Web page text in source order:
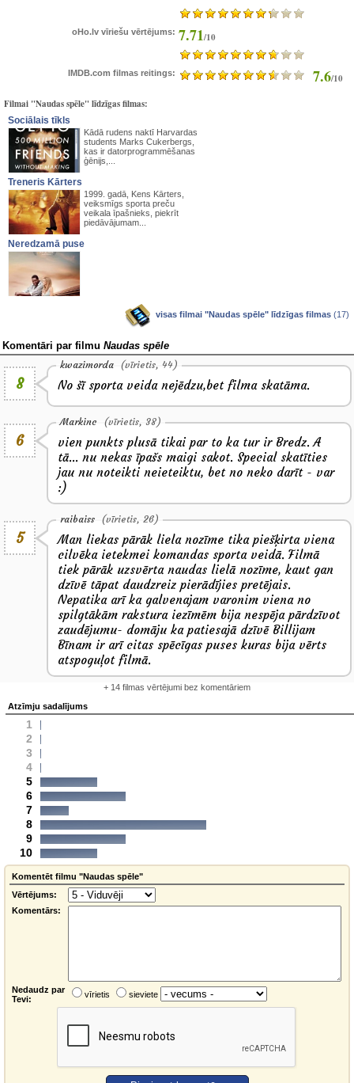
oHo.lv vīriešu vērtējums: 7.71/10
IMDB.com filmas reitings: 7.6/10
Filmai "Naudas spēle" līdzīgas filmas:
Sociālais tīkls
Kādā rudens naktī Harvardas
students Marks Cukerbergs,
kas ir datorprogrammēšanas
ģēnijs,...
Treneris Kārters
1999. gadā, Kens Kārters,
veiksmīgs sporta preču
veikala īpašnieks, piekrīt
piedāvājumam...
Neredzamā puse
visas filmai "Naudas spēle" līdzīgas filmas (17)
Komentāri par filmu Naudas spēle
8
kwazimorda (vīrietis, 44)
No šī sporta veida nejēdzu,bet filma skatāma.
6
Markinc (vīrietis, 38)
vien punkts plusā tikai par to ka tur ir Bredz. A
tā... nu nekas īpašs maigi sakot. Special skatīties
jau nu noteikti neieteiktu, bet no neko darīt - var
:)
5
raibaiss (vīrietis, 26)
Man liekas pārāk liela nozīme tika piešķirta viena
cilvēka ietekmei komandas sporta veidā. Filmā
tiek pārāk uzsvērta naudas lielā nozīme, kaut gan
dzīvē tāpat daudzreiz pierādījies pretējais.
Nepatika arī ka galvenajam varonim viena no
spilgtākām rakstura iezīmēm bija nespēja pārdzīvot
zaudējumu- domāju ka patiesajā dzīvē Billijam
Bīnam ir arī citas spēcīgas puses kuras bija vērts
atspoguļot filmā.
+ 14 filmas vērtējumi bez komentāriem
Atzīmju sadalījums
1
2
3
4
5
6
7
8
9
10
Komentēt filmu "Naudas spēle"
Vērtējums:
Komentārs:
Nedaudz par
Tevi:
vīrietis sieviete